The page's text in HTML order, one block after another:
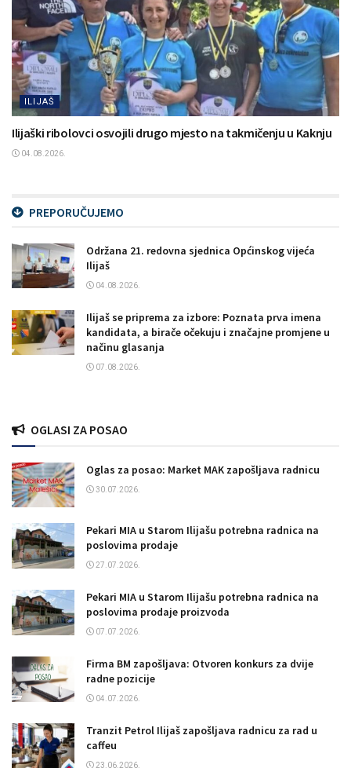
ILIJAŠ
Ilijaški ribolovci osvojili drugo mjesto na takmičenju u Kaknju
04.08.2026.
PREPORUČUJEMO
Održana 21. redovna sjednica Općinskog vijeća
Ilijaš
04.08.2026.
Ilijaš se priprema za izbore: Poznata prva imena
kandidata, a birače očekuju i značajne promjene u
načinu glasanja
07.08.2026.
OGLASI ZA POSAO
Oglas za posao: Market MAK zapošljava radnicu
30.07.2026.
Pekari MIA u Starom Ilijašu potrebna radnica na
poslovima prodaje
27.07.2026.
Pekari MIA u Starom Ilijašu potrebna radnica na
poslovima prodaje proizvoda
07.07.2026.
Firma BM zapošljava: Otvoren konkurs za dvije
radne pozicije
04.07.2026.
Tranzit Petrol Ilijaš zapošljava radnicu za rad u
caffeu
23.06.2026.